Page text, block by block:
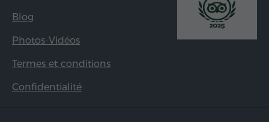
Blog
Photos-Vidéos
Termes et conditions
Confidentialité